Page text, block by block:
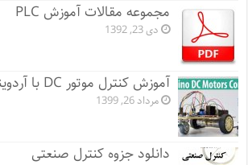
مجموعه مقالات آموزش PLC
دی 23, 1392
آموزش کنترل موتور DC با آردوینو
مرداد 26, 1399
دانلود جزوه کنترل صنعتی